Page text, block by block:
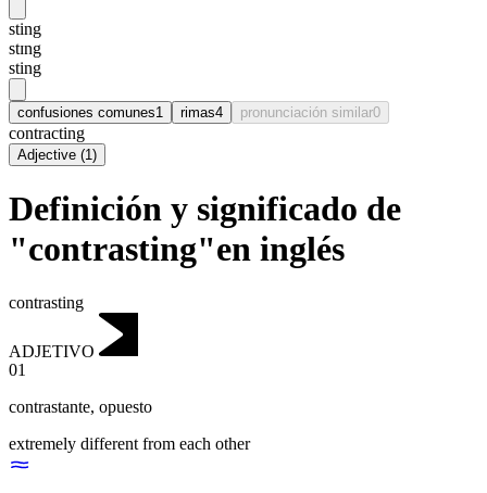
sting
stɪng
sting
confusiones comunes1 rimas4 pronunciación similar0
contracting
Adjective (1)
Definición y significado de
"contrasting"en inglés
contrasting
ADJETIVO
01
contrastante, opuesto
extremely different from each other